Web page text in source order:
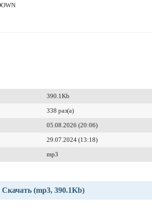
390.1Kb
338 раз(а)
05.08.2026 (20:06)
29.07.2024 (13:18)
mp3
Скачать (mp3, 390.1Kb)